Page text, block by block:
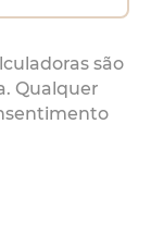
são
Qualquer